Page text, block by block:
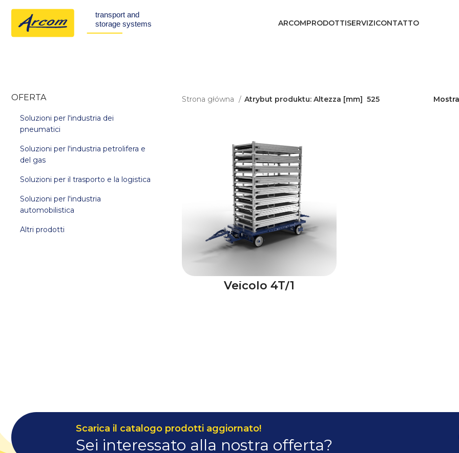
ARCOMPRODOTTISERVIZICONTATTO
OFERTA
Soluzioni per l'industria dei
pneumatici
Soluzioni per l'industria petrolifera e
del gas
Soluzioni per il trasporto e la logistica
Soluzioni per l'industria
automobilistica
Altri prodotti
Strona główna Atrybut produktu: Altezza [mm] 525 Mostra
Veicolo 4T/1
Scarica il catalogo prodotti aggiornato!
Sei interessato alla nostra offerta?